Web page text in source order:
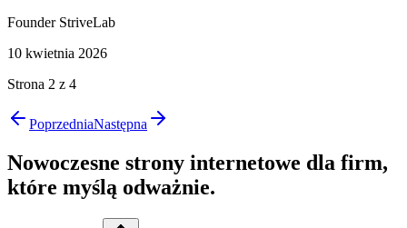
Founder StriveLab
10 kwietnia 2026
Strona 2 z 4
PoprzedniaNastępna
Nowoczesne strony internetowe dla firm,
które myślą odważnie.